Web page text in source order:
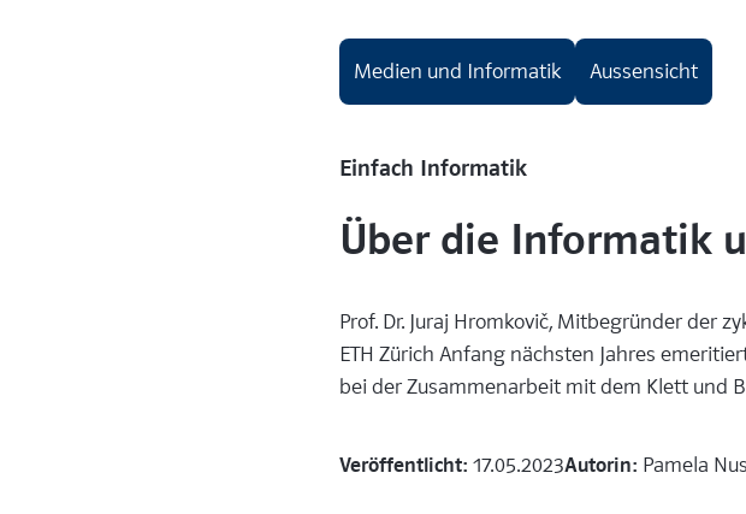
Medien und Informatik Aussensicht
Einfach Informatik
Über die Informatik
Prof. Dr. Juraj Hromkovič, Mitbegründer der
ETH Zürich Anfang nächsten Jahres
bei der Zusammenarbeit mit dem Klett und
Veröffentlicht: 17.05.2023Autorin: Pamela